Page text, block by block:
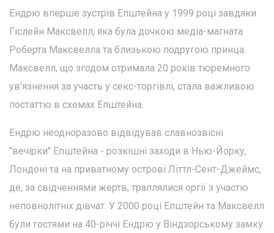
Ендрю вперше зустрів Епштейна у 1999 році завдяки
Гіслейн Максвелл, яка була дочкою медіа-магната
Роберта Максвелла та близькою подругою принца.
Максвелл, що згодом отримала 20 років тюремного
ув'язнення за участь у секс-торгівлі, стала важливою
постаттю в схемах Епштейна.
Ендрю неодноразово відвідував славнозвісні
"вечірки" Епштейна - розкішні заходи в Нью-Йорку,
Лондоні та на приватному острові Літтл-Сент-Джеймс,
де, за свідченнями жертв, траплялися оргії з участю
неповнолітніх дівчат. У 2000 році Епштейн та Максвелл
були гостями на 40-річчі Ендрю у Віндзорському замку.